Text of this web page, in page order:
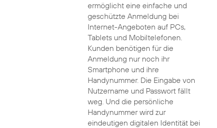
ermöglicht eine einfache und
geschützte Anmeldung bei
Internet-Angeboten auf PCs,
Tablets und Mobiltelefonen.
Kunden benötigen für die
Anmeldung nur noch ihr
Smartphone und ihre
Handynummer. Die Eingabe von
Nutzername und Passwort fällt
weg. Und die persönliche
Handynummer wird zur
eindeutigen digitalen Identität bei